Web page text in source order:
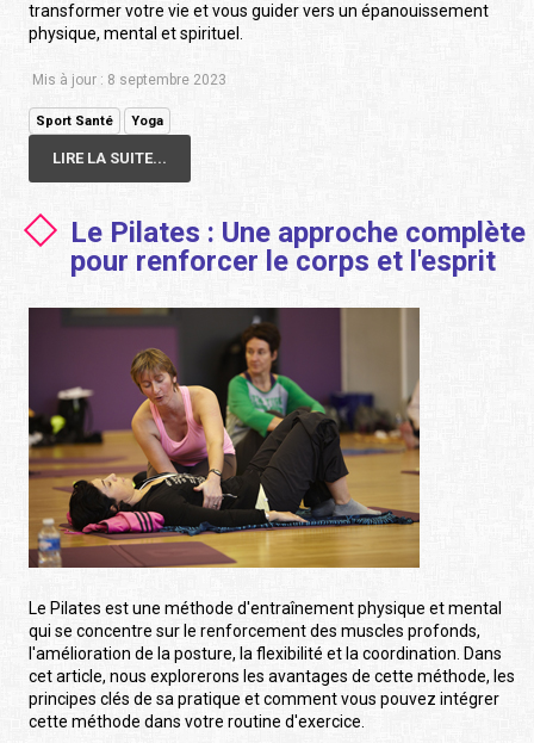
transformer votre vie et vous guider vers un épanouissement
physique, mental et spirituel.
Mis à jour : 8 septembre 2023
Sport Santé Yoga
LIRE LA SUITE...
Le Pilates : Une approche complète
pour renforcer le corps et l'esprit
Le Pilates est une méthode d'entraînement physique et mental
qui se concentre sur le renforcement des muscles profonds,
l'amélioration de la posture, la flexibilité et la coordination. Dans
cet article, nous explorerons les avantages de cette méthode, les
principes clés de sa pratique et comment vous pouvez intégrer
cette méthode dans votre routine d'exercice.